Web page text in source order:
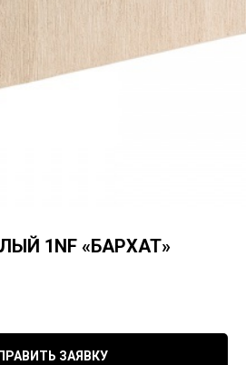
1NF «БАРХАТ»
ЗАЯВКУ